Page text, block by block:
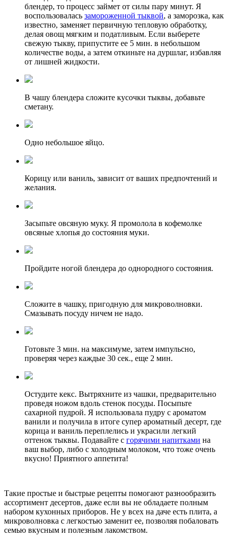
блендер, то процесс займет от силы пару минут. Я
воспользовалась замороженной тыквой, а заморозка, как
известно, заменяет первичную тепловую обработку,
делая овощ мягким и податливым. Если выберете
свежую тыкву, припустите ее 5 мин. в небольшом
количестве воды, а затем откиньте на дуршлаг, избавляя
от лишней жидкости.
В чашу блендера сложите кусочки тыквы, добавьте
сметану.
Одно небольшое яйцо.
Корицу или ваниль, зависит от ваших предпочтений и
желания.
Засыпьте овсяную муку. Я промолола в кофемолке
овсяные хлопья до состояния муки.
Пройдите ногой блендера до однородного состояния.
Сложите в чашку, пригодную для микроволновки.
Смазывать посуду ничем не надо.
Готовьте 3 мин. на максимуме, затем импульсно,
проверяя через каждые 30 сек., еще 2 мин.
Остудите кекс. Вытряхните из чашки, предварительно
проведя ножом вдоль стенок посуды. Посыпьте
сахарной пудрой. Я использовала пудру с ароматом
ванили и получила в итоге супер ароматный десерт, где
корица и ваниль переплелись и украсили легкий
оттенок тыквы. Подавайте с горячими напитками на
ваш выбор, либо с холодным молоком, что тоже очень
вкусно! Приятного аппетита!
Такие простые и быстрые рецепты помогают разнообразить
ассортимент десертов, даже если вы не обладаете полным
набором кухонных приборов. Не у всех на даче есть плита, а
микроволновка с легкостью заменит ее, позволяя побаловать
семью вкусным и полезным лакомством.